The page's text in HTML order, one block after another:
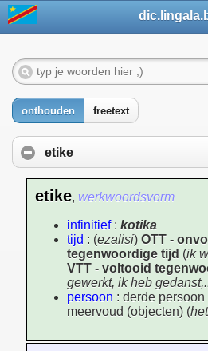
onthouden freetext
etike
etike, werkwoordsvorm
infinitief: kotika
tijd : (ezalisi) OTT -
tegenwoordige tijd (ik
VTT - voltooid
gewerkt, ik heb
persoon : derde
meervoud (objecten) (